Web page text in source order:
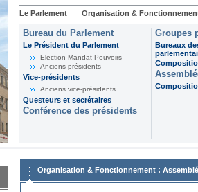
Le Parlement Organisation &
Bureau du Parlement
Le Président du Parlement
Election-Mandat-Pouvoirs
Anciens présidents
Vice-présidents
Anciens vice-présidents
Questeurs et secrétaires
Conférence des présidents
Groupes
Bureaux
Organisation & Fonctionnement :